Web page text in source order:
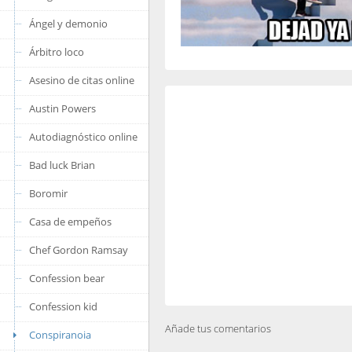
Ángel y demonio
Árbitro loco
Asesino de citas online
Austin Powers
Autodiagnóstico online
Bad luck Brian
Boromir
Casa de empeños
Chef Gordon Ramsay
Confession bear
Confession kid
Conspiranoia
Añade tus comentarios